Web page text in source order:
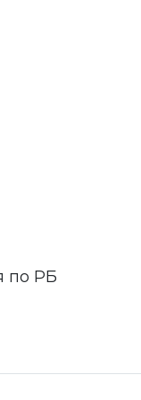
по РБ